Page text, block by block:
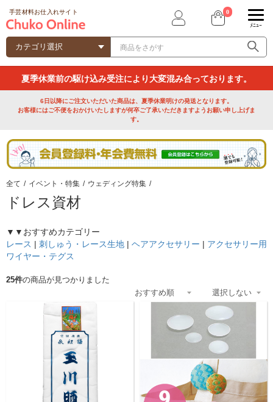
手芸材料お仕入れサイト 0
ﾒﾆｭｰ
夏季休業前の駆け込み受注により大変混み合っております。
6日以降にご注文いただいた商品は、夏季休業明けの発送となります。
お客様にはご不便をおかけいたしますが何卒ご了承いただきますようお願い申し上げま
す。
全て / イベント・特集 / ウェディング特集 /
ドレス資材
▼▼おすすめカテゴリー
レース | 刺しゅう・レース生地 | ヘアアクセサリー | アクセサリー用
ワイヤー・テグス
25件の商品が見つかりました